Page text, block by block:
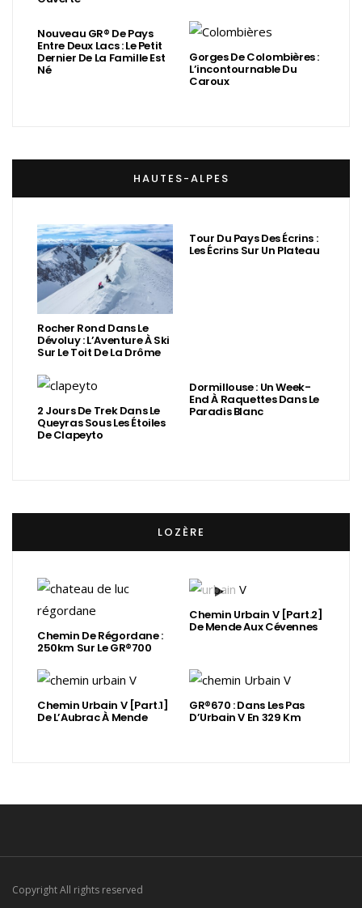
Nouveau GR® De Pays
Entre Deux Lacs : Le Petit
Dernier De La Famille Est
Né
Gorges De Colombières :
L’incontournable Du
Caroux
HAUTES-ALPES
Rocher Rond Dans Le
Dévoluy : L’Aventure À Ski
Sur Le Toit De La Drôme
Tour Du Pays Des Écrins :
Les Écrins Sur Un Plateau
2 Jours De Trek Dans Le
Queyras Sous Les Étoiles
De Clapeyto
Dormillouse : Un Week-
End À Raquettes Dans Le
Paradis Blanc
LOZÈRE
Chemin De Régordane :
250km Sur Le GR®700
Chemin Urbain V [Part.2]
De Mende Aux Cévennes
Chemin Urbain V [Part.1]
De L’Aubrac À Mende
GR®670 : Dans Les Pas
D’Urbain V En 329 Km
Copyright All rights reserved